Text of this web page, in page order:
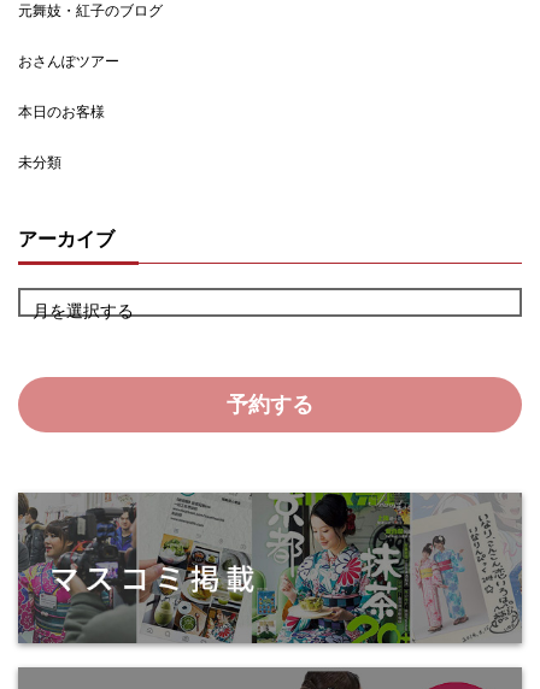
元舞妓・紅子のブログ
おさんぽツアー
本日のお客様
未分類
アーカイブ
月を選択する
予約する